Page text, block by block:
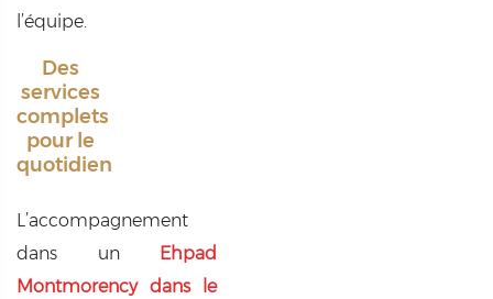
l’équipe.
Des
services
complets
pour le
quotidien
L’accompagnement
dans un
Ehpad
Montmorency dans le